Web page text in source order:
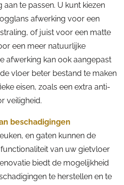
aan te passen. U kunt kiezen
afwerking voor een
of juist voor een matte
een meer natuurlijke
afwerking kan ook aangepast
vloer beter bestand te maken
eisen, zoals een extra anti-
veiligheid.
beschadigingen
en gaten kunnen de
van uw gietvloer
biedt de mogelijkheid
te herstellen en te